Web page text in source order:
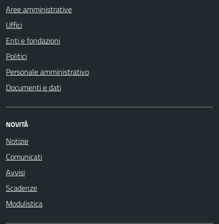
Aree amministrative
Uffici
Enti e fondazioni
Politici
Personale amministrativo
Documenti e dati
NOVITÀ
Notizie
Comunicati
Avvisi
Scadenze
Modulistica